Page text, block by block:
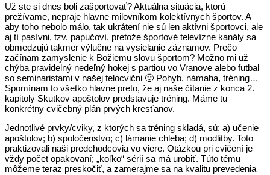
Už ste si dnes boli zašportovať? Aktuálna situácia, ktorú
prežívame, nepraje hlavne milovníkom kolektívnych športov. A
aby toho nebolo málo, tak ukrátení nie sú len aktívni športovci, ale
aj tí pasívni, tzv. papučoví, pretože športové televízne kanály sa
obmedzujú takmer výlučne na vysielanie záznamov. Prečo
začínam zamyslenie k Božiemu slovu športom? Možno mi už
chýba pravidelný nedeľný hokej s partiou vo Vranove alebo futbal
so seminaristami v našej telocvični 🙂 Pohyb, námaha, tréning…
Spomínam to všetko hlavne preto, že aj naše čítanie z konca 2.
kapitoly Skutkov apoštolov predstavuje tréning. Máme tu
konkrétny cvičebný plán prvých kresťanov.
Jednotlivé prvky/cviky, z ktorých sa tréning skladá, sú: a) učenie
apoštolov; b) spoločenstvo; c) lámanie chleba; d) modlitby. Toto
praktizovali naši predchodcovia vo viere. Otázkou pri cvičení je
vždy počet opakovaní; „koľko“ sérií sa má urobiť. Túto tému
môžeme teraz preskočiť, a zamerajme sa na kvalitu prevedenia